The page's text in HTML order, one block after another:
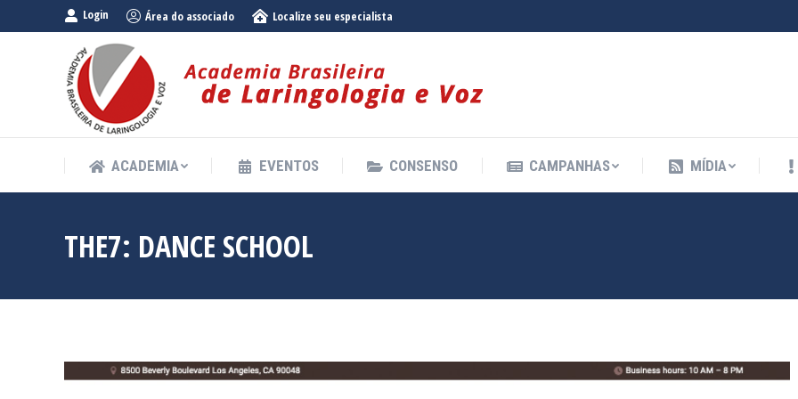
Login Área do associado Localize seu especialista
ACADEMIA
EVENTOS CONSENSO CAMPANHAS MÍDIA
THE7: DANCE SCHOOL
ACADEMIA EVENTOS CONSENSO CAMPANHAS MÍDIA